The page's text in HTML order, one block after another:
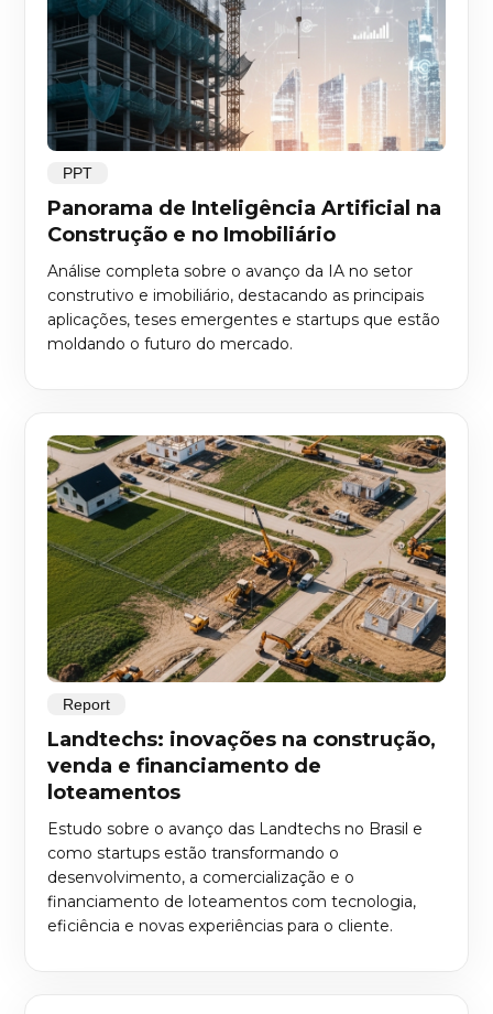
PPT
Panorama de Inteligência Artificial na
Construção e no Imobiliário
Análise completa sobre o avanço da IA no setor
construtivo e imobiliário, destacando as principais
aplicações, teses emergentes e startups que estão
moldando o futuro do mercado.
Report
Landtechs: inovações na construção,
venda e financiamento de
loteamentos
Estudo sobre o avanço das Landtechs no Brasil e
como startups estão transformando o
desenvolvimento, a comercialização e o
financiamento de loteamentos com tecnologia,
eficiência e novas experiências para o cliente.